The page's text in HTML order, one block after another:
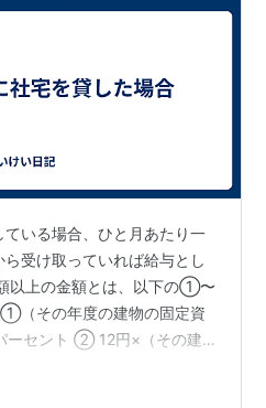
いる場合、ひと月あたり一
受け取っていれば給与とし
以上の金額とは、以下の①〜
（その年度の建物の固定資
ーセント ② 12円×（その建物
産税の課税標準額）×0.22